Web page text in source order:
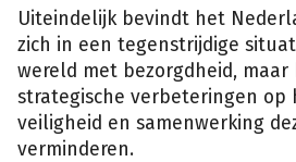
Uiteindelijk bevindt het
zich in een tegenstrijdige
wereld met bezorgdheid,
strategische verbeteringen op
veiligheid en samenwerking
verminderen.